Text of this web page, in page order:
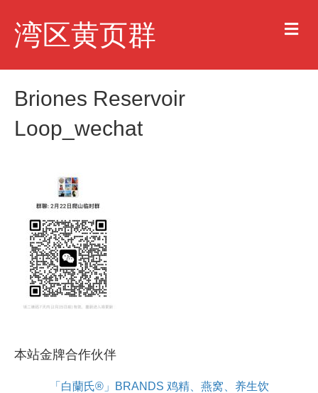
湾区黄页群 M
e
u
Briones Reservoir
Loop_wechat
本站金牌合作伙伴
「白蘭氏®」BRANDS 鸡精、燕窝、养生饮